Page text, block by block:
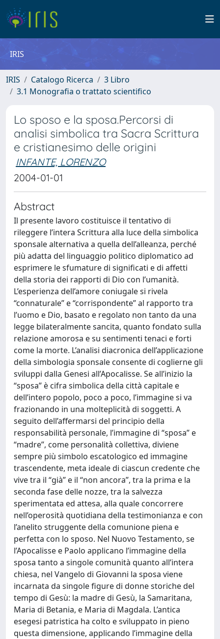
IRIS
IRIS Catalogo Ricerca
3 Libro
3.1 Monografia o trattato scientifico
Lo sposo e la sposa.Percorsi di
analisi simbolica tra Sacra Scrittura
e cristianesimo delle origini
INFANTE, LORENZO
2004-01-01
Abstract
Il presente lavoro costituisce il tentativo di
rileggere l’intera Scrittura alla luce della simbolica
sponsale alternativa a quella dell’alleanza, perché
più adatta del linguaggio politico diplomatico ad
esprimere le sfumature di significati e di affetti
della storia dei rapporti di Dio con l’umanità.
L’esperienza dell’amore coniugale si rivela
“connaturale” e “corrispondente” al rapporto tra
l’uomo e Dio, basato e regolato non tanto da una
legge bilateralmente sancita, quanto fondato sulla
relazione amorosa e su sentimenti tenaci e forti
come la morte. L’analisi diacronica dell’applicazione
della simbologia sponsale consente di coglierne gli
sviluppi dalla Genesi all’Apocalisse. Se all’inizio la
“sposa” è cifra simbolica della città capitale e
dell’intero popolo, poco a poco, l’immagine si va
frazionando in una molteplicità di soggetti. A
seguito dell’affermarsi del principio della
responsabilità personale, l’immagine di “sposa” e
“madre”, come personalità collettiva, diviene
sempre più simbolo escatologico ed immagine
trascendente, meta ideale di ciascun credente che
vive tra il “già” e il “non ancora”, tra la prima e la
seconda fase delle nozze, tra la salvezza
sperimentata ed attesa, alla quale concorrere
nell’operosità quotidiana della testimonianza e con
l’anelito struggente della comunione piena e
perfetta con lo sposo. Nel Nuovo Testamento, se
l’Apocalisse e Paolo applicano l’immagine della
sposa tanto a singole comunità quanto all’intera
chiesa, nel Vangelo di Giovanni la sposa viene
incarnata da singole figure di donne storiche del
tempo di Gesù: la madre di Gesù, la Samaritana,
Maria di Betania, e Maria di Magdala. L’antica
esegesi patristica ha colto e sviluppato in pieno
questa dimensione, applicando l’immagine della